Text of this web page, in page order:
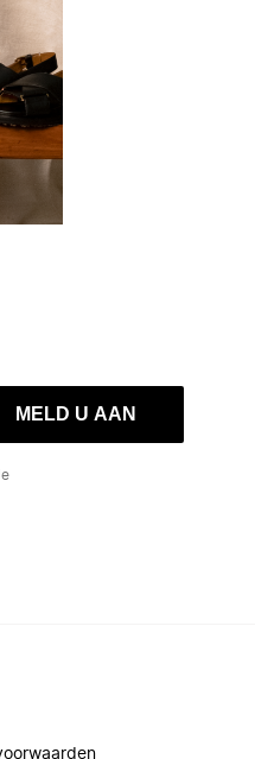
MELD U AAN